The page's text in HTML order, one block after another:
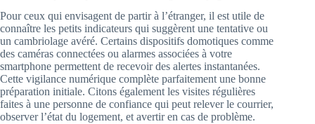
Pour ceux qui envisagent de partir à l’étranger, il est utile de
connaître les petits indicateurs qui suggèrent une tentative ou
un cambriolage avéré. Certains dispositifs domotiques comme
des caméras connectées ou alarmes associées à votre
smartphone permettent de recevoir des alertes instantanées.
Cette vigilance numérique complète parfaitement une bonne
préparation initiale. Citons également les visites régulières
faites à une personne de confiance qui peut relever le courrier,
observer l’état du logement, et avertir en cas de problème.